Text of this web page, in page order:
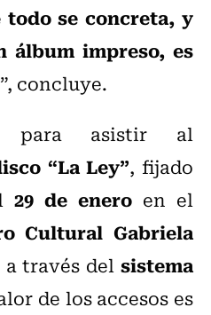
todo se concreta, y
álbum impreso, es
”, concluye.
para asistir al
“La Ley”, fijado
29 de enero en el
Cultural Gabriela
través del sistema
de los accesos es